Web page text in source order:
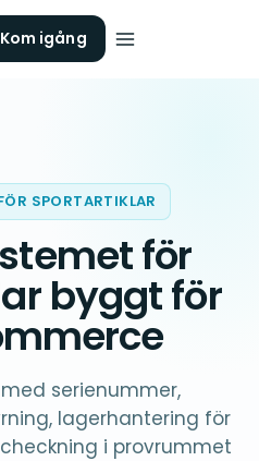
Kom igång
SPORTARTIKLAR
för
byggt för
serienummer,
lagerhantering för
i provrummet